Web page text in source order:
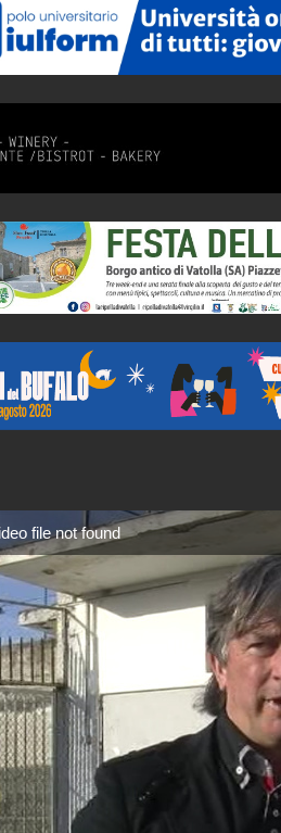
file not found